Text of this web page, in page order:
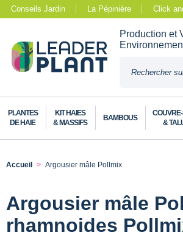
Conseils Jardin La Pépinière Click
Production et
PLANTES
DE HAIE
KIT HAIES
& MASSIFS
BAMBOUS
&
Accueil Argousier mâle Pollmix
Argousier mâle
rhamnoides